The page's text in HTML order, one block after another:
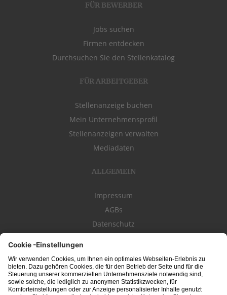
FÜR BEWERBER
Jobs suchen
Firmen entdecken
Durchsuchen Sie den Stellenkatalog
FÜR ARBEITGEBER
Stellenanzeige buchen
Mein Unternehmensprofil
Stellenanzeigen verwalten
Mediadaten
ALLGEMEIN
Impressum
AGBs
Datenschutz